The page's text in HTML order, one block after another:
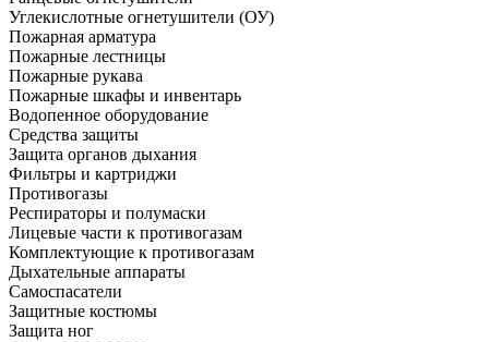
Углекислотные огнетушители (ОУ)
Пожарная арматура
Пожарные лестницы
Пожарные рукава
Пожарные шкафы и инвентарь
Водопенное оборудование
Средства защиты
Защита органов дыхания
Фильтры и картриджи
Противогазы
Респираторы и полумаски
Лицевые части к противогазам
Комплектующие к противогазам
Дыхательные аппараты
Самоспасатели
Защитные костюмы
Защита ног